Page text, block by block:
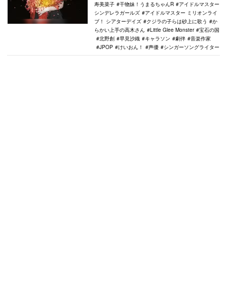
寿美菜子
干物妹！うまるちゃんR
アイドルマスター
シンデレラガールズ
アイドルマスター ミリオンライ
ブ！ シアターデイズ
クジラの子らは砂上に歌う
か
らかい上手の高木さん
Little Glee Monster
宝石の国
北野創
早見沙織 キャラソン 劇伴
音楽作家
JPOP
けいおん！ 声優 シンガーソングライター